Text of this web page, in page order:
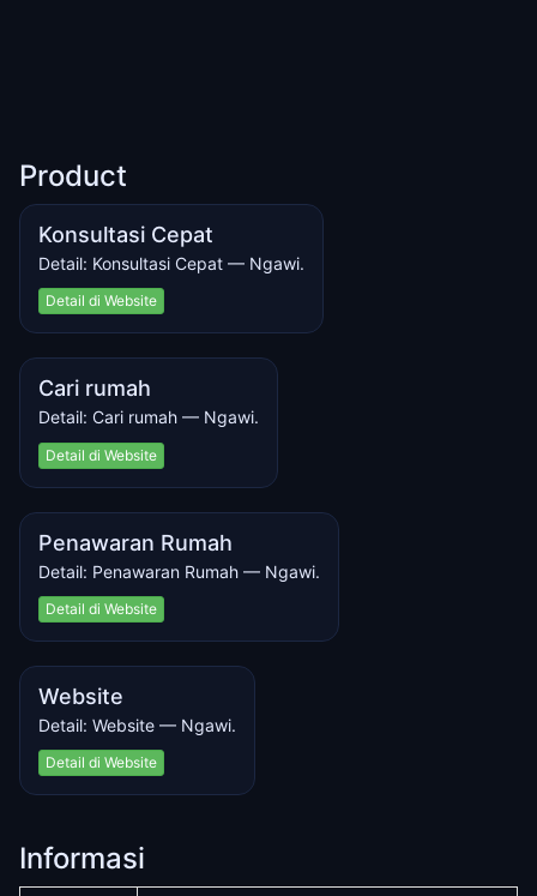
Product
Konsultasi Cepat
Detail: Konsultasi Cepat — Ngawi.
Detail di Website
Cari rumah
Detail: Cari rumah — Ngawi.
Detail di Website
Penawaran Rumah
Detail: Penawaran Rumah — Ngawi.
Detail di Website
Website
Detail: Website — Ngawi.
Detail di Website
Informasi